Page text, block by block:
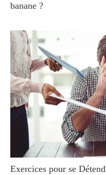
banane ?
Exercices pour se